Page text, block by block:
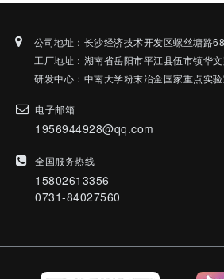
公司地址：长沙经济技术开发区螺丝塘路
工厂地址：湖南省岳阳市平江县伍市镇华
研发中心：中南大学粉末冶金国家重点实
电子邮箱
1956944928@qq.com
全国服务热线
15802613356
0731-84027560